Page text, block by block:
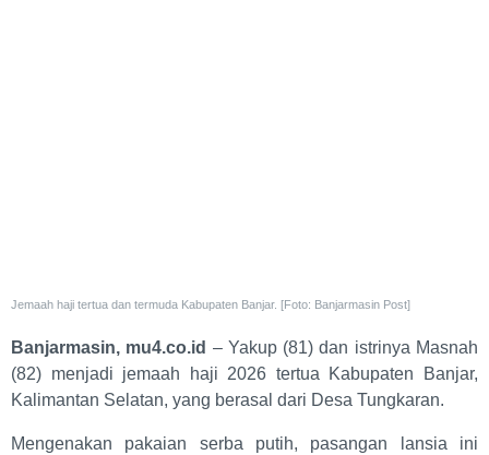
Jemaah haji tertua dan termuda Kabupaten Banjar. [Foto: Banjarmasin Post]
Banjarmasin, mu4.co.id – Yakup (81) dan istrinya Masnah
(82) menjadi jemaah haji 2026 tertua Kabupaten Banjar,
Kalimantan Selatan, yang berasal dari Desa Tungkaran.
Mengenakan pakaian serba putih, pasangan lansia ini